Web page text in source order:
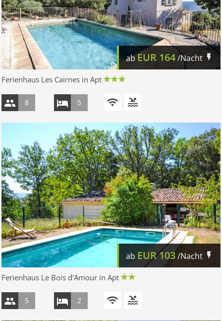
abEUR 164/Nacht
Ferienhaus Les Cairnes in Apt
8 5
ab EUR103/Nacht
Ferienhaus Le Bois d'Amour in Apt
5 2